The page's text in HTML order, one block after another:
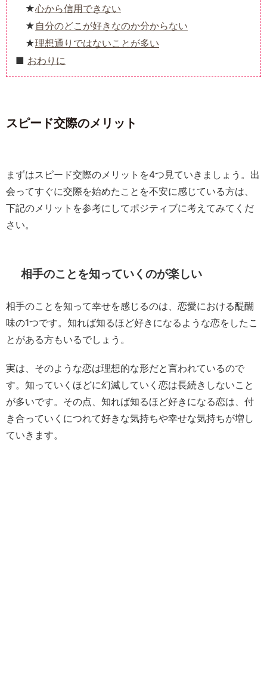
心から信用できない
自分のどこが好きなのか分からない
理想通りではないことが多い
おわりに
スピード交際のメリット
まずはスピード交際のメリットを4つ見ていきましょう。出
会ってすぐに交際を始めたことを不安に感じている方は、
下記のメリットを参考にしてポジティブに考えてみてくだ
さい。
相手のことを知っていくのが楽しい
相手のことを知って幸せを感じるのは、恋愛における醍醐
味の1つです。知れば知るほど好きになるような恋をしたこ
とがある方もいるでしょう。
実は、そのような恋は理想的な形だと言われているので
す。知っていくほどに幻滅していく恋は長続きしないこと
が多いです。その点、知れば知るほど好きになる恋は、付
き合っていくにつれて好きな気持ちや幸せな気持ちが増し
ていきます。